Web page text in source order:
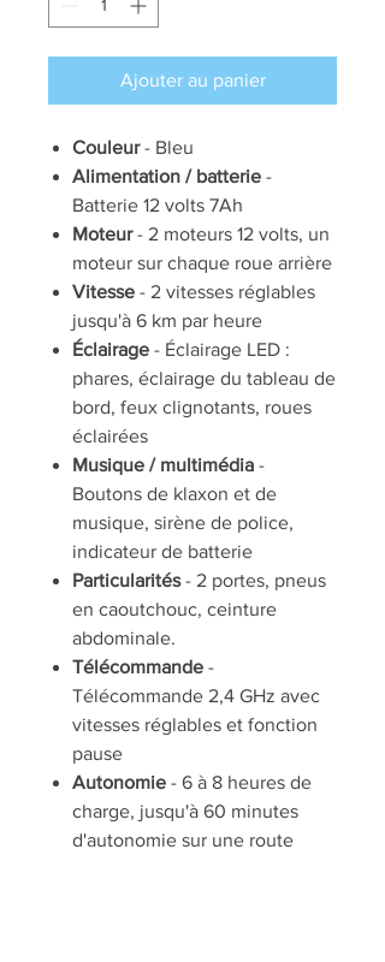
Ajouter au panier
Couleur- Bleu
Alimentation / batterie -
Batterie 12 volts 7Ah
Moteur- 2 moteurs 12 volts, un
moteur sur chaque roue arrière
Vitesse - 2 vitesses réglables
jusqu'à 6 km par heure
Éclairage - Éclairage LED :
phares, éclairage du tableau de
bord, feux clignotants, roues
éclairées
Musique / multimédia -
Boutons de klaxon et de
musique, sirène de police,
indicateur de batterie
Particularités- 2 portes, pneus
en caoutchouc, ceinture
abdominale.
Télécommande -
Télécommande 2,4 GHz avec
vitesses réglables et fonction
pause
Autonomie - 6 à 8 heures de
charge, jusqu'à 60 minutes
d'autonomie sur une route